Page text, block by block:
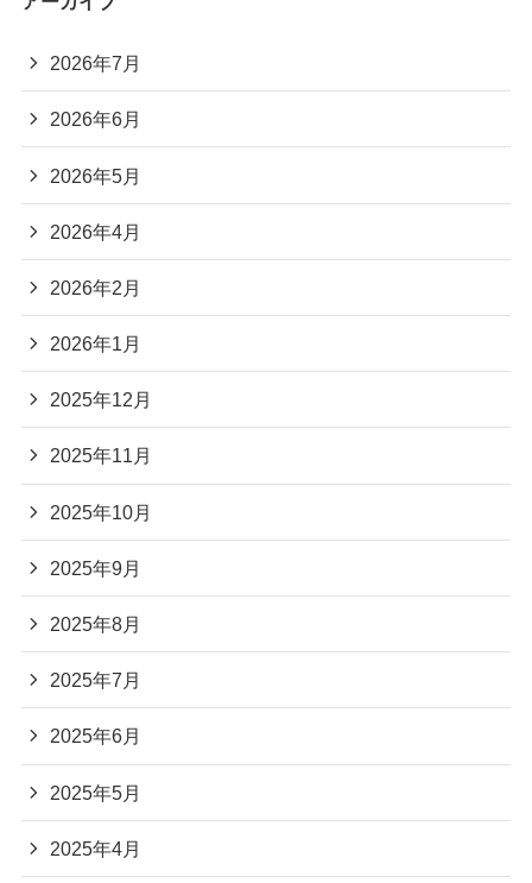
2026年7月
2026年6月
2026年5月
2026年4月
2026年2月
2026年1月
2025年12月
2025年11月
2025年10月
2025年9月
2025年8月
2025年7月
2025年6月
2025年5月
2025年4月